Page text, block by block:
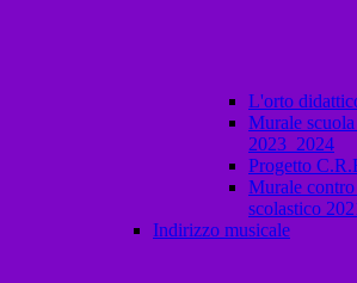
L'orto
Murale scuola
2023_2024
Progetto
Murale
scolastico
Indirizzo musicale